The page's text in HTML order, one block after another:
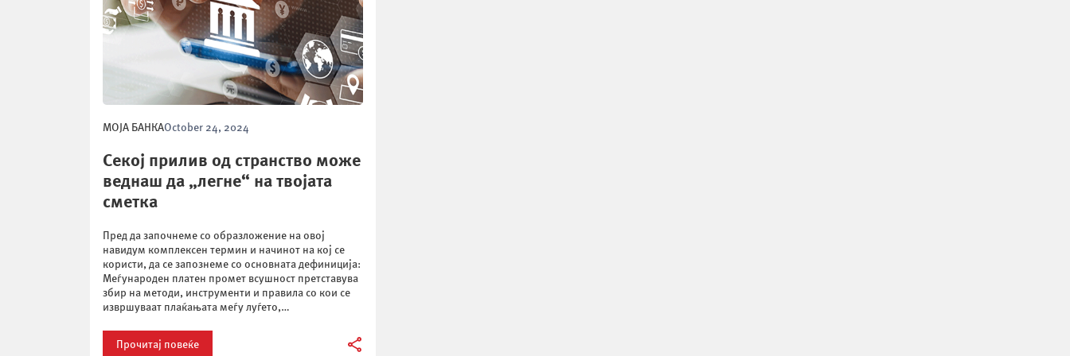
МОЈА БАНКАOctober 24, 2024
Секој прилив од странство може
веднаш да „легне“ на твојата
сметка
Пред да започнеме со образложение на овој
навидум комплексен термин и начинот на кој се
користи, да се запознеме со основната дефиниција:
Меѓународен платен промет всушност претставува
збир на методи, инструменти и правила со кои се
извршуваат плаќањата меѓу луѓето,
држави.Доколку прв пат се соочувате […]
Прочитај повеќе